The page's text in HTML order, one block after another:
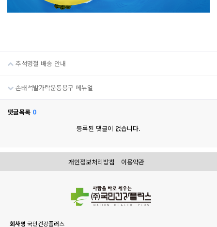
추석명절 배송 안내
손태석발가락운동용구 메뉴얼
댓글목록 0
등록된 댓글이 없습니다.
개인정보처리방침 이용약관
회사명 국민건강플러스